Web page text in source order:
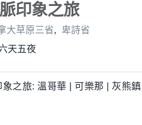
印象之旅
大草原三省,
卑詩省
天五夜
之旅: 溫哥華 | 可樂那 | 灰熊鎮 |